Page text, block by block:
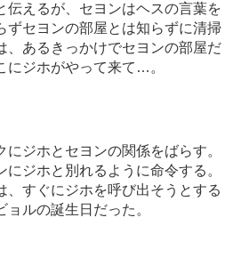
伝えるが、セヨンはヘスの言葉を
ずセヨンの部屋とは知らずに清掃
、あるきっかけでセヨンの部屋だ
にジホがやって来て…。
ジホとセヨンの関係をばらす。
ジホと別れるように命令する。
、すぐにジホを呼び出そうとする
ルの誕生日だった。